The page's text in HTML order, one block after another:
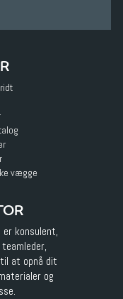
vægge
konsulent,
at opnå dit
og